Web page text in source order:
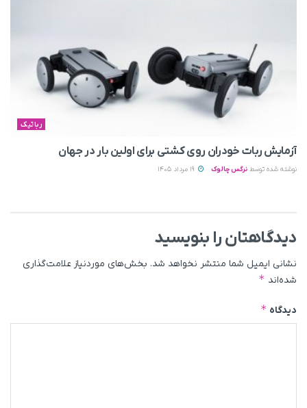
رباتیک
آزمایش ربات خودران روی کشتی برای اولین بار در جهان
نوشته شده توسط نرگس چالوک
دیدگاهتان را بنویسید
نشانی ایمیل شما منتشر نخواهد شد. بخش‌های موردنیاز علامت‌گذاری
شده‌اند *
دیدگاه *